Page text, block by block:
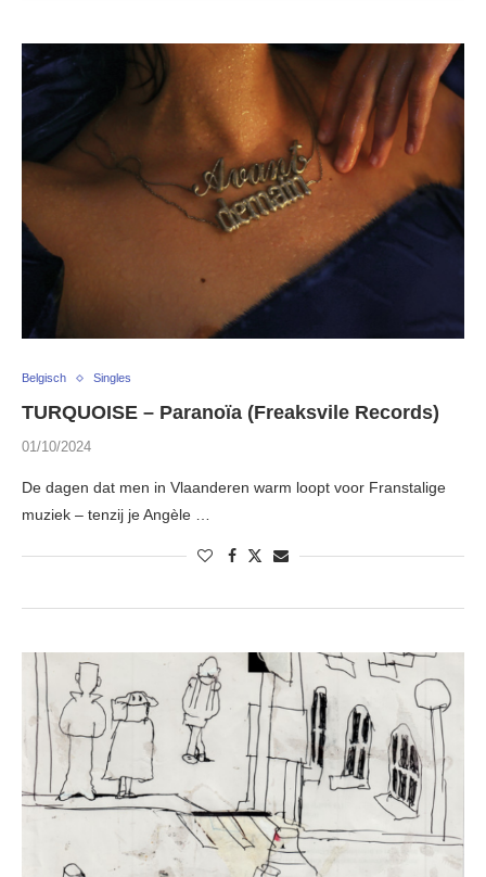
Belgisch Singles
TURQUOISE – Paranoïa (Freaksvile Records)
01/10/2024
De dagen dat men in Vlaanderen warm loopt voor Franstalige
muziek – tenzij je Angèle …